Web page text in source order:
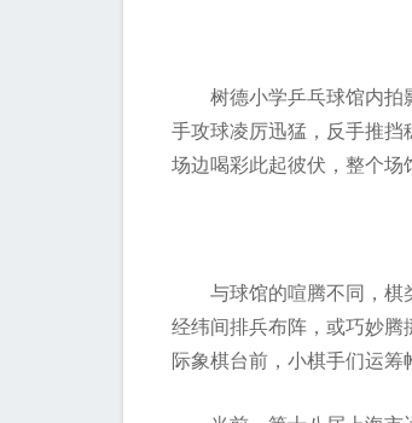
树德小学乒乓球馆内拍影
手攻球凌厉迅猛，反手推挡
场边喝彩此起彼伏，整个场
与球馆的喧腾不同，棋类
经纬间排兵布阵，或巧妙腾
际象棋台前，小棋手们运筹